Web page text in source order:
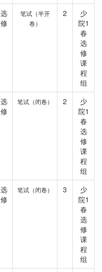
选
修
笔试（半开
卷）
2
少
院1
春
选
修
课
程
组
选
修
笔试（闭卷） 2
少
院1
春
选
修
课
程
组
选
修
笔试（闭卷） 3
少
院1
春
选
修
课
程
组